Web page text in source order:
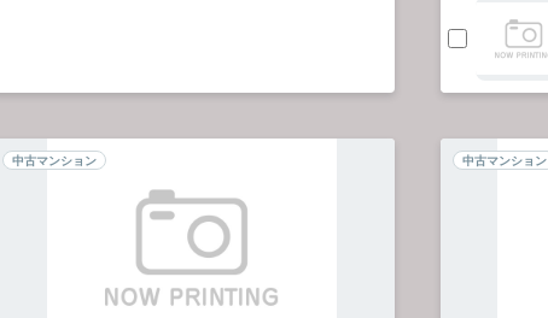
中古マンション 中古マンション